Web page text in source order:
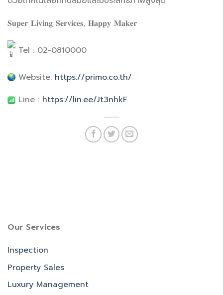
𝐒𝐮𝐩𝐞𝐫 𝐋𝐢𝐯𝐢𝐧𝐠 𝐒𝐞𝐫𝐯𝐢𝐜𝐞𝐬, 𝐇𝐚𝐩𝐩𝐲 𝐌𝐚𝐤𝐞𝐫
Tel : 02-0810000
Website: https://primo.co.th/
Line : https://lin.ee/Jt3nhkF
Our Services
Inspection
Property Sales
Luxury Management